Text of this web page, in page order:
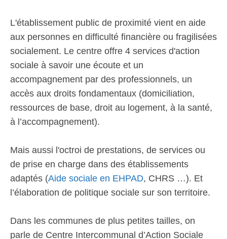
L'établissement public de proximité vient en aide
aux personnes en difficulté financière ou fragilisées
socialement. Le centre offre 4 services d'action
sociale à savoir une écoute et un
accompagnement par des professionnels, un
accès aux droits fondamentaux (domiciliation,
ressources de base, droit au logement, à la santé,
à l’accompagnement).
Mais aussi l'octroi de prestations, de services ou
de prise en charge dans des établissements
adaptés (Aide sociale en EHPAD, CHRS …). Et
l’élaboration de politique sociale sur son territoire.
Dans les communes de plus petites tailles, on
parle de Centre Intercommunal d’Action Sociale